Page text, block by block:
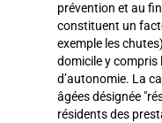
prévention et au
constituent un
exemple les
domicile y compris
d’autonomie. La
âgées désignée
résidents des